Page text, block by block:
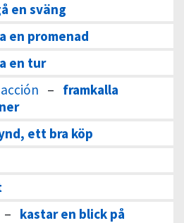
en sväng
en promenad
en tur
– framkalla
ett bra köp
– kastar en blick på